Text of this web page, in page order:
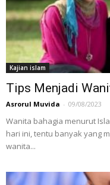
Kajian islam
Tips Menjadi
Asrorul Muvida - 09/08/2023
Wanita bahagia menurut
hari ini, tentu banyak yang
wanita...